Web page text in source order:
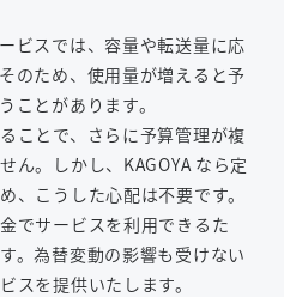
ビスでは、容量や転送量に応
のため、使用量が増えると予
ことがあります。
ことで、さらに予算管理が複
ん。しかし、KAGOYA なら定
、こうした心配は不要です。
でサービスを利用できるた
。為替変動の影響も受けない
スを提供いたします。